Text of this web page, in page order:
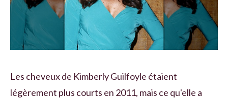
Les cheveux de Kimberly Guilfoyle étaient
légèrement plus courts en 2011, mais ce qu'elle a